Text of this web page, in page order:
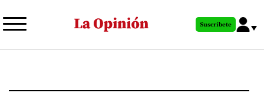
al
principal
Suscríbete